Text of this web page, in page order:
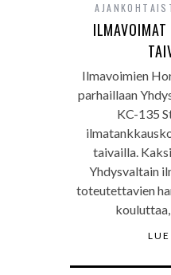
Ilmavoimien
parhaillaan
KC-135
taivailla.
Yhdysvaltain
toteutettavien